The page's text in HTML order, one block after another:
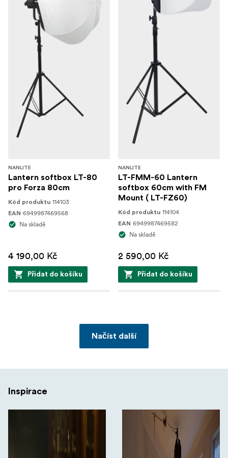
prvků na těle světla, 2.4G, aplikace a ovládání
DMX/RDM
Obsah balení:
1x LED světlo Forza 60C
1x Napájecí adaptér 15V / 6A
1x Napájecí kabel 3M
1x Adaptér na bajonet Bowens
1x Bateriový grip
1x Přepravní brašna
NANLITE
Lantern softbox LT-80
pro Forza 80cm
Kód produktu 114103
EAN 6949987469568
Na skladě
4 190,00 Kč
Přidat do košíku
NANLITE
LT-FMM-60 Lantern
softbox 60cm with FM
Mount ( LT-FZ60)
Kód produktu 114104
EAN 6949987469582
Na skladě
2 590,00 Kč
Přidat do košíku
Načíst další
Inspirace